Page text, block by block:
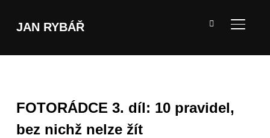
JAN RYBÁŘ
FOTORÁDCE 3. díl: 10 pravidel,
bez nichž nelze žít